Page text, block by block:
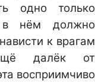
одно только
в нём должно
к врагам
далёк от
восприимчиво